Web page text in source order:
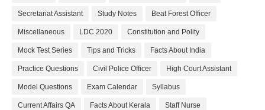
Secretariat Assistant Study Notes Beat Forest Officer
Miscellaneous LDC 2020 Constitution and Polity
Mock Test Series Tips and Tricks Facts About India
Practice Questions Civil Police Officer High Court Assistant
Model Questions Exam Calendar Syllabus
Current Affairs QA Facts About Kerala Staff Nurse